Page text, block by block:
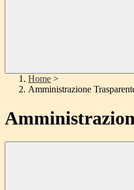
Home >
Amministrazione